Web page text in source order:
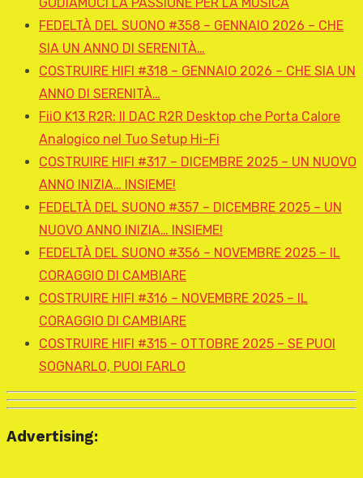
FEDELTÀ DEL SUONO #358 – GENNAIO 2026 – CHE
SIA UN ANNO DI SERENITÀ…
COSTRUIRE HIFI #318 – GENNAIO 2026 – CHE SIA UN
ANNO DI SERENITÀ…
FiiO K13 R2R: Il DAC R2R Desktop che Porta Calore
Analogico nel Tuo Setup Hi-Fi
COSTRUIRE HIFI #317 – DICEMBRE 2025 – UN NUOVO
ANNO INIZIA… INSIEME!
FEDELTÀ DEL SUONO #357 – DICEMBRE 2025 – UN
NUOVO ANNO INIZIA… INSIEME!
FEDELTÀ DEL SUONO #356 – NOVEMBRE 2025 – IL
CORAGGIO DI CAMBIARE
COSTRUIRE HIFI #316 – NOVEMBRE 2025 – IL
CORAGGIO DI CAMBIARE
COSTRUIRE HIFI #315 – OTTOBRE 2025 – SE PUOI
SOGNARLO, PUOI FARLO
Advertising: